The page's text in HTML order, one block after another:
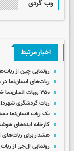
وب گردی
اخبار مرتبط
رونمایی چین از
ربات‌های انسان‌نما
۳۵۰ روبات انسان‌نما خودروسازی رنو را اداره می‌کنند
ربات گردشگری
یک ربات انسان‌نما
کارخانه ایده‌های
هشدار برای ربات‌های
رونمایی ال‌جی از